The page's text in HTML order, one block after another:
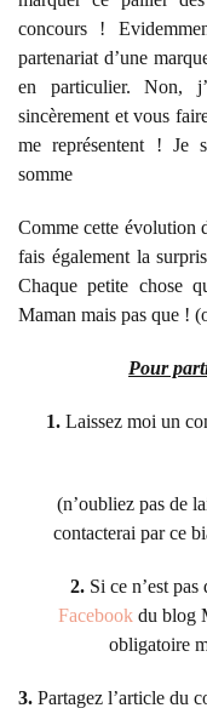
concours !
partenariat d’une
en particulier. Non,
sincèrement et vous
me représentent ! Je
somme
Comme cette évolution
fais également la
Chaque petite chose
Maman mais pas que !
Pour
1. Laissez moi un
(n’oubliez pas de
contacterai par ce
2.Si ce n’est
Facebookdu blog
obligatoire
3. Partagez l’article du